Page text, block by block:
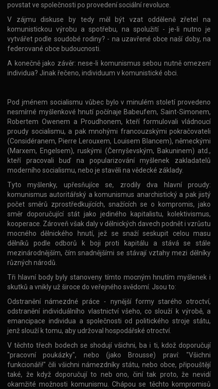
povstat ve společnosti po provedení sociální revoluce.
V zájmu diskuse by tedy měl být vzat odděleně zřetel na
komunistickou výrobu a spotřebu, na spolužití - je-li nutno je
vytvářet podle soudobé rodiny? - na uzavřené obce naší doby, na
federované obce budoucnosti.
A konečně jako závěr: nese-li komunismus sebou nutně omezení
individua? Jinak řečeno, individuum v komunistické obci.
Pod jménem socialismu vůbec bylo v minulém století provedeno
nesmírné myšlenkové hnutí počínaje Babeufem, Saint-Simonem,
Robertem Owenem a Proudhonem, kteří formulovali vládnoucí
proudy socialismu, a pak mnohými francouzskými pokračovateli
(Considéranem, Pierre Lerouxem, Louisem Blancem), německými
(Marxem, Engelsem), ruskými (Černyševským, Bakuninem) atd.,
kteří pracovali buď na popularizování myšlenek zakladatelů
moderního socialismu, nebo je stavěli na vědecké základy.
Tyto myšlenky, upřesňujíce se, zrodily dva hlavní proudy:
komunismus autoritářský a komunismus anarchistický a pak jistý
počet směrů zprostředkujících, snažících se o kompromis, jako
směr doporučující stát jako jediného kapitalistu, kolektivismus,
kooperace. Zároveň však daly v dělnických davech podnět i vzrůstu
mocného dělnického hnutí, jež se snaží seskupit celou masu
dělníků podle odborů k boji proti kapitálu a stává se stále
mezinárodnějším, čím snadnějšími se stávají vztahy mezi dělníky
různých národů.
Tři hlavní body byly stanoveny tímto mocným hnutím myšlenek i
skutků a vnikly už široce do veřejného svědomí. Jsou to:
Odstranění námezdné práce - nynější formy starého otroctví,
odstranění individuálního vlastnictví všeho, co slouží k výrobě, a
emancipace individua a společnosti od politického stroje státu,
jenž slouží k tomu, aby udržoval hospodářské otroctví.
V těchto třech bodech se shodují všichni, ba i ti, kdož doporučují
"pracovní poukázky", nebo (jako Brousse) praví: "Všichni
funkcionáři!" čili všichni námezdníky státu, nebo obce, připouštějí
také, že když doporučují to neb ono, činí tak proto, že nevidí
okamžité možnosti komunismu. Chápou se těchto kompromisů